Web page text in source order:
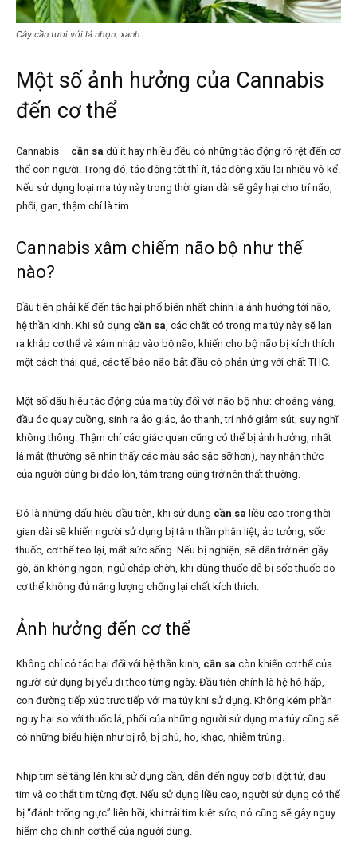
Cây cần tươi với lá nhọn, xanh
Một số ảnh hưởng của Cannabis
đến cơ thể
Cannabis – cần sa dù ít hay nhiều đều có những tác động rõ rệt đến cơ
thể con người. Trong đó, tác động tốt thì ít, tác động xấu lại nhiều vô kể.
Nếu sử dụng loại ma túy này trong thời gian dài sẽ gây hại cho trí não,
phổi, gan, thậm chí là tim.
Cannabis xâm chiếm não bộ như thế
nào?
Đầu tiên phải kể đến tác hại phổ biến nhất chính là ảnh hưởng tới não,
hệ thần kinh. Khi sử dụng cần sa, các chất có trong ma túy này sẽ lan
ra khắp cơ thể và xâm nhập vào bộ não, khiến cho bộ não bị kích thích
một cách thái quá, các tế bào não bắt đầu có phản ứng với chất THC.
Một số dấu hiệu tác động của ma túy đối với não bộ như: choáng váng,
đầu óc quay cuồng, sinh ra ảo giác, ảo thanh, trí nhớ giảm sút, suy nghĩ
không thông. Thậm chí các giác quan cũng có thể bị ảnh hưởng, nhất
là mắt (thường sẽ nhìn thấy các màu sắc sặc sỡ hơn), hay nhận thức
của người dùng bị đảo lộn, tâm trạng cũng trở nên thất thường.
Đó là những dấu hiệu đầu tiên, khi sử dụng cần sa liều cao trong thời
gian dài sẽ khiến người sử dụng bị tâm thần phân liệt, ảo tưởng, sốc
thuốc, cơ thể teo lại, mất sức sống. Nếu bị nghiện, sẽ dần trở nên gầy
gò, ăn không ngon, ngủ chập chờn, khi dùng thuốc dễ bị sốc thuốc do
cơ thể không đủ năng lượng chống lại chất kích thích.
Ảnh hưởng đến cơ thể
Không chỉ có tác hại đối với hệ thần kinh, cần sa còn khiến cơ thể của
người sử dụng bị yếu đi theo từng ngày. Đầu tiên chính là hệ hô hấp,
con đường tiếp xúc trực tiếp với ma túy khi sử dụng. Không kém phần
nguy hại so với thuốc lá, phổi của những người sử dụng ma túy cũng sẽ
có những biểu hiện như bị rỗ, bị phù, ho, khạc, nhiễm trùng.
Nhịp tim sẽ tăng lên khi sử dụng cần, dẫn đến nguy cơ bị đột tử, đau
tim và co thắt tim từng đợt. Nếu sử dụng liều cao, người sử dụng có thể
bị “đánh trống ngực” liên hồi, khi trái tim kiệt sức, nó cũng sẽ gây nguy
hiểm cho chính cơ thể của người dùng.